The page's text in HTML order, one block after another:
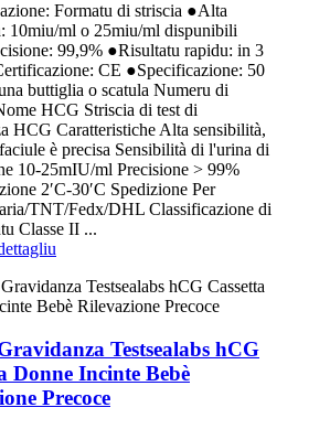
Formatu di striscia ●Alta
10miu/ml o 25miu/ml dispunibili
99,9% ●Risultatu rapidu: in 3
CE ●Specificazione: 50
buttiglia o scatula Numeru di
HCG Striscia di test di
HCG Caratteristiche Alta sensibilità,
è precisa Sensibilità di l'urina di
10-25mIU/ml Precisione > 99%
2′C-30′C Spedizione Per
TNT/Fedx/DHL Classificazione di
Classe II ...
Testsealabs hCG
Donne Incinte Bebè
Precoce